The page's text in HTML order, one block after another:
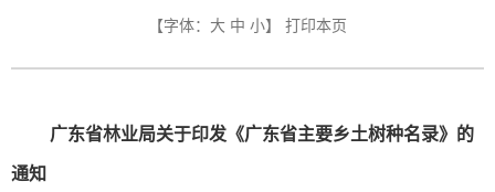
【字体： 大 中 小】 打印本页
广东省林业局关于印发《广东省主要乡土树种名录》的
通知